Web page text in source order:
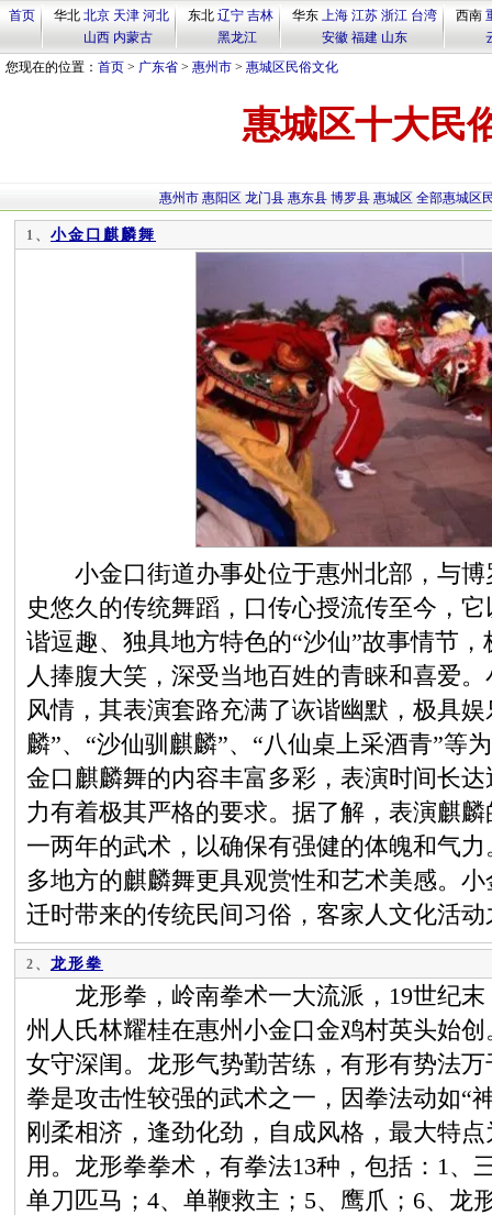
首页 华北 北京 天津 河北
山西 内蒙古
东北 辽宁 吉林
黑龙江
华东 上海 江苏 浙江 台湾
安徽 福建 山东
西南
您现在的位置： 首页 > 广东省 > 惠州市 > 惠城区民俗文化
惠城区十大民
惠州市 惠阳区 龙门县 惠东县 博罗县 惠城区 全部惠城区
1、 小金口麒麟舞
小金口街道办事处位于惠州北部，与博
史悠久的传统舞蹈，口传心授流传至今，
谐逗趣、独具地方特色的“沙仙”故事情节
人捧腹大笑，深受当地百姓的青睐和喜爱
风情，其表演套路充满了诙谐幽默，极具
麟”、“沙仙驯麒麟”、“八仙桌上采酒青”等
金口麒麟舞的内容丰富多彩，表演时间长
力有着极其严格的要求。据了解，表演麒
一两年的武术，以确保有强健的体魄和气
多地方的麒麟舞更具观赏性和艺术美感。
迁时带来的传统民间习俗，客家人文化活
2、 龙形拳
龙形拳，岭南拳术一大流派，19世纪末
州人氏林耀桂在惠州小金口金鸡村英头始
女守深闺。龙形气势勤苦练，有形有势法
拳是攻击性较强的武术之一，因拳法动如“
刚柔相济，逢劲化劲，自成风格，最大特
用。龙形拳拳术，有拳法13种，包括：1、
单刀匹马；4、单鞭救主；5、鹰爪；6、龙